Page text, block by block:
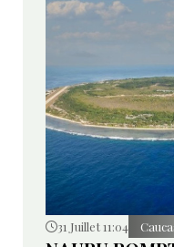
31 Juillet 11:04